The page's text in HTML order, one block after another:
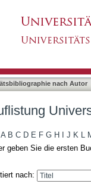
nach Autor
A B C D E F G H J K L
geben Sie die ersten
nach: